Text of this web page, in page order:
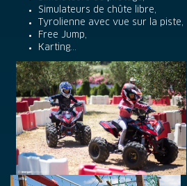
Simulateurs de chûte libre,
Tyrolienne avec vue sur la piste,
Free Jump,
Karting...